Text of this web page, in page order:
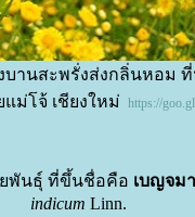
บานสะพรั่งส่งกลิ่นหอม
ม่โจ้ เชียงใหม่ https://
พันธุ์ ที่ขึ้นชื่อคือ เบญจม
indicum Linn.